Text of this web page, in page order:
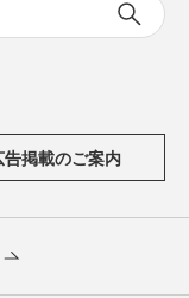
告掲載のご案内